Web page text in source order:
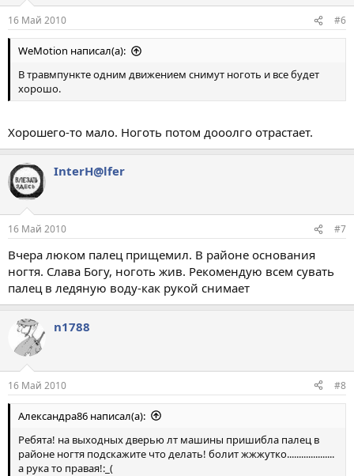
16 Май 2010 #6
WeMotion написал(а):
В травмпункте одним движением снимут ноготь и все будет
хорошо.
Хорошего-то мало. Ноготь потом дооолго отрастает.
InterH@lfer
16 Май 2010 #7
Вчера люком палец прищемил. В районе основания
ногтя. Слава Богу, ноготь жив. Рекомендую всем сувать
палец в ледяную воду-как рукой снимает
n1788
16 Май 2010 #8
Александра86 написал(а):
Ребята! на выходных дверью лт машины пришибла палец в
районе ногтя подскажите что делать! болит жжжутко....................
а рука то правая!:_(